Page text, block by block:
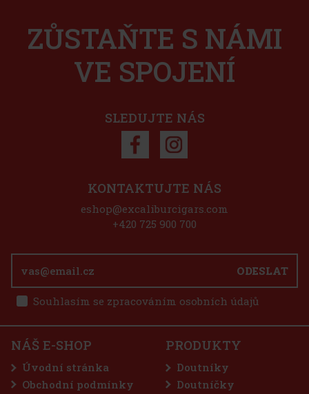
ZŮSTAŇTE S NÁMI
VE SPOJENÍ
SLEDUJTE NÁS
ODESLAT
Souhlasím se zpracováním osobních údajů
KONTAKTUJTE NÁS
eshop@excaliburcigars.com
+420 725 900 700
NÁŠ E-SHOP
Úvodní stránka
Obchodní podmínky
PRODUKTY
Doutníky
Doutníčky